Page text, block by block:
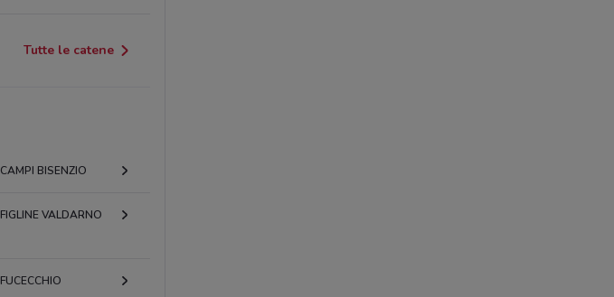
Tutte le catene
CAMPI BISENZIO
FIGLINE VALDARNO
FUCECCHIO